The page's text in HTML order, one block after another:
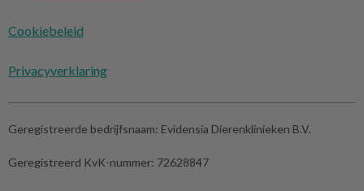
Cookiebeleid
Privacyverklaring
Geregistreerde bedrijfsnaam: Evidensia Dierenklinieken B.V.
Geregistreerd KvK-nummer: 72628847